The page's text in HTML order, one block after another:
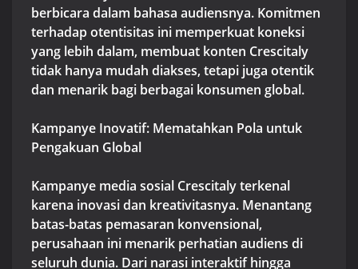
berbicara dalam bahasa audiensnya. Komitmen
terhadap otentisitas ini memperkuat koneksi
yang lebih dalam, membuat konten Crescitaly
tidak hanya mudah diakses, tetapi juga otentik
dan menarik bagi berbagai konsumen global.
Kampanye Inovatif: Mematahkan Pola untuk
Pengakuan Global
Kampanye media sosial Crescitaly terkenal
karena inovasi dan kreativitasnya. Menantang
batas-batas pemasaran konvensional,
perusahaan ini menarik perhatian audiens di
seluruh dunia. Dari narasi interaktif hingga